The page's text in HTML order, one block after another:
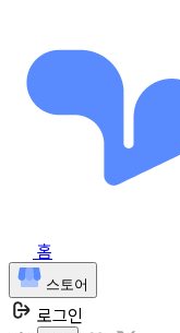
홈
스토어
로그인